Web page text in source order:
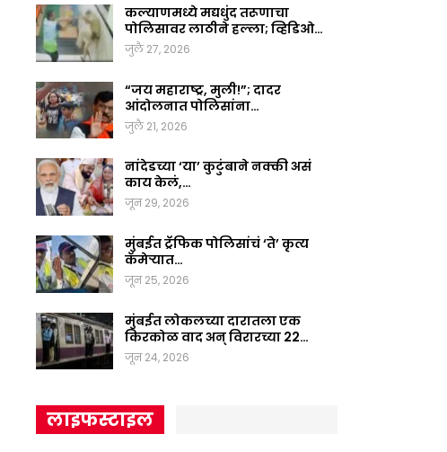
कल्याणमध्ये मद्यधुंद तरूणाचा
पोलिसावर लाठीने हल्ला; व्हिडिओ…
जुलै 27, 2026
“जय महाराष्ट्र, मुली!”; दादर
आंदोलनात पोलिसांना…
जुलै 21, 2026
नांदेडच्या ‘या’ कुटुंबाने नक्की असं
काय केलं,…
जून 29, 2026
मुंबईत ट्रॅफिक पोलिसांचं ‘ते’ कृत्य
कॅमेऱ्यात…
जून 25, 2026
मुंबईत लोकलच्या दारातला एक
किरकोळ वाद अन् विरारच्या 22…
जून 24, 2026
लाइफस्टाइल